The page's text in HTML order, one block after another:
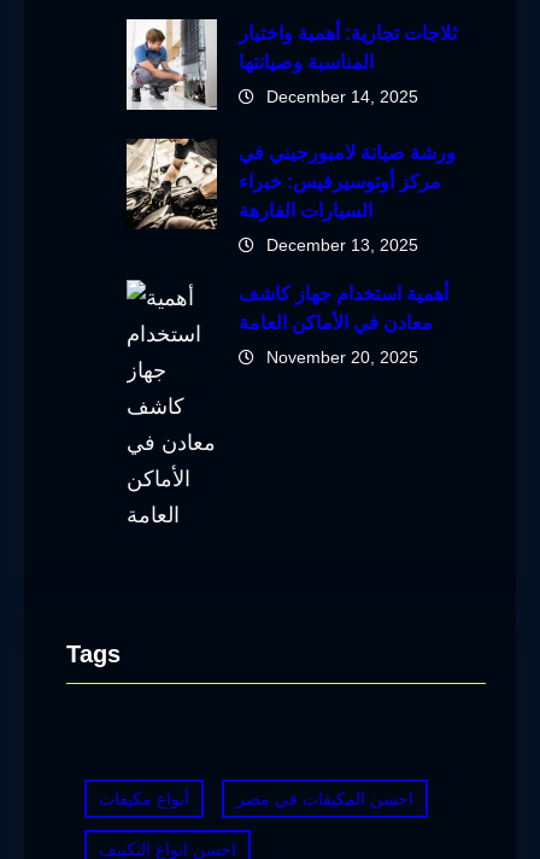
ثلاجات تجارية: أهمية واختيار
المناسبة وصيانتها
December 14, 2025
ورشة صيانة لامبورجيني في
مركز أوتوسيرفيس: خبراء
السيارات الفارهة
December 13, 2025
أهمية استخدام جهاز كاشف
معادن في الأماكن العامة
November 20, 2025
Tags
أنواع مكيفات احسن المكيفات في مصر
احسن انواع التكييف